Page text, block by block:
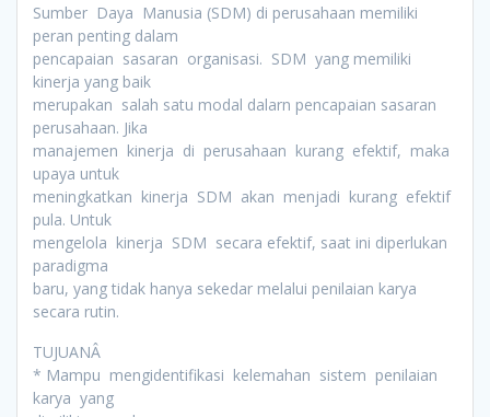
Sumber Daya Manusia (SDM) di perusahaan memiliki
peran penting dalam
pencapaian sasaran organisasi. SDM yang memiliki
kinerja yang baik
merupakan salah satu modal dalarn pencapaian sasaran
perusahaan. Jika
manajemen kinerja di perusahaan kurang efektif, maka
upaya untuk
meningkatkan kinerja SDM akan menjadi kurang efektif
pula. Untuk
mengelola kinerja SDM secara efektif, saat ini diperlukan
paradigma
baru, yang tidak hanya sekedar melalui penilaian karya
secara rutin.
TUJUANÂ
* Mampu mengidentifikasi kelemahan sistem penilaian
karya yang